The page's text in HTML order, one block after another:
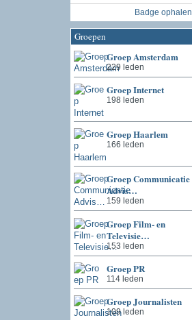
Badge ophalen
Groepen
Groep Amsterdam
229 leden
Groep Internet
198 leden
Groep Haarlem
166 leden
Groep Communicatie
Advis…
159 leden
Groep Film- en
Televisie…
153 leden
Groep PR
114 leden
Groep Journalisten
109 leden